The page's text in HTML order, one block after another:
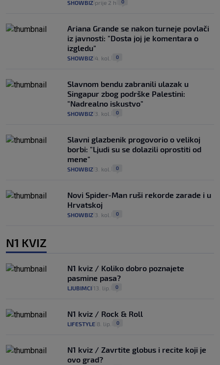
SHOWBIZ prije 2 h 0
Ariana Grande se nakon turneje povlači
iz javnosti: "Dosta joj je komentara o
izgledu"
SHOWBIZ 4. kol. 0
Slavnom bendu zabranili ulazak u
Singapur zbog podrške Palestini:
"Nadrealno iskustvo"
SHOWBIZ 3. kol. 0
Slavni glazbenik progovorio o velikoj
borbi: "Ljudi su se dolazili oprostiti od
mene"
SHOWBIZ 3. kol. 0
Novi Spider-Man ruši rekorde zarade i u
Hrvatskoj
SHOWBIZ 3. kol. 0
N1 KVIZ
N1 kviz / Koliko dobro poznajete
pasmine pasa?
LJUBIMCI 13. lip. 0
N1 kviz / Rock & Roll
LIFESTYLE 8. lip. 0
N1 kviz / Zavrtite globus i recite koji je
ovo grad?